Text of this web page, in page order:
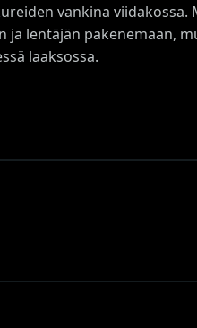
vankina
ja lentäjän pakenemaan,
laaksossa.